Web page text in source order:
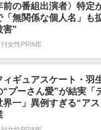
前の番組出演者〉特定
「無関係な個人名」も
害”
女性PRIME
ィギュアスケート・羽
“プーさん愛”が結実「
界一」異例すぎる“ア